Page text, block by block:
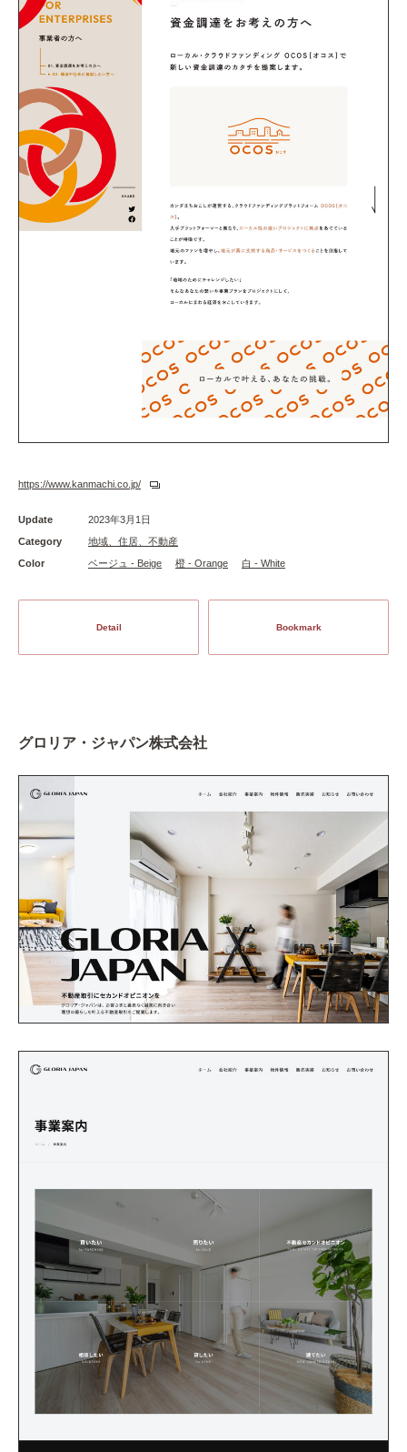
https://www.kanmachi.co.jp/
Update
2023年3月1日
Category
地域、住居、不動産
Color
ベージュ - Beige 橙 - Orange 白 - White
Detail Bookmark
グロリア・ジャパン株式会社